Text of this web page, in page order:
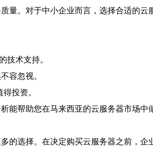
量。对于中小企业而言，选择合适的云
技术支持。
容忽视。
投资。
能帮助您在马来西亚的云服务器市场中
的选择。在决定购买云服务器之前，